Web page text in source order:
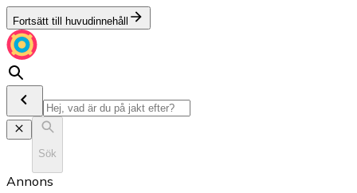
Fortsätt till huvudinnehåll
Sök
Annons